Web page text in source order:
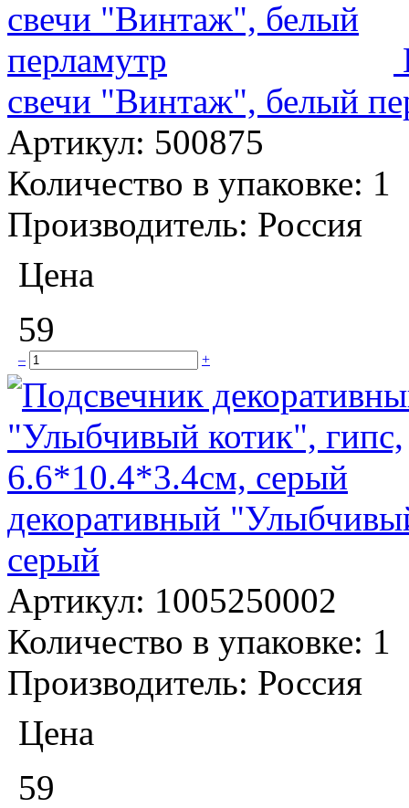
свечи "Винтаж", белый
Артикул: 500875
Количество в упаковке: 1
Производитель: Россия
Цена
59
– +
декоративный
серый
Артикул: 1005250002
Количество в упаковке: 1
Производитель: Россия
Цена
59